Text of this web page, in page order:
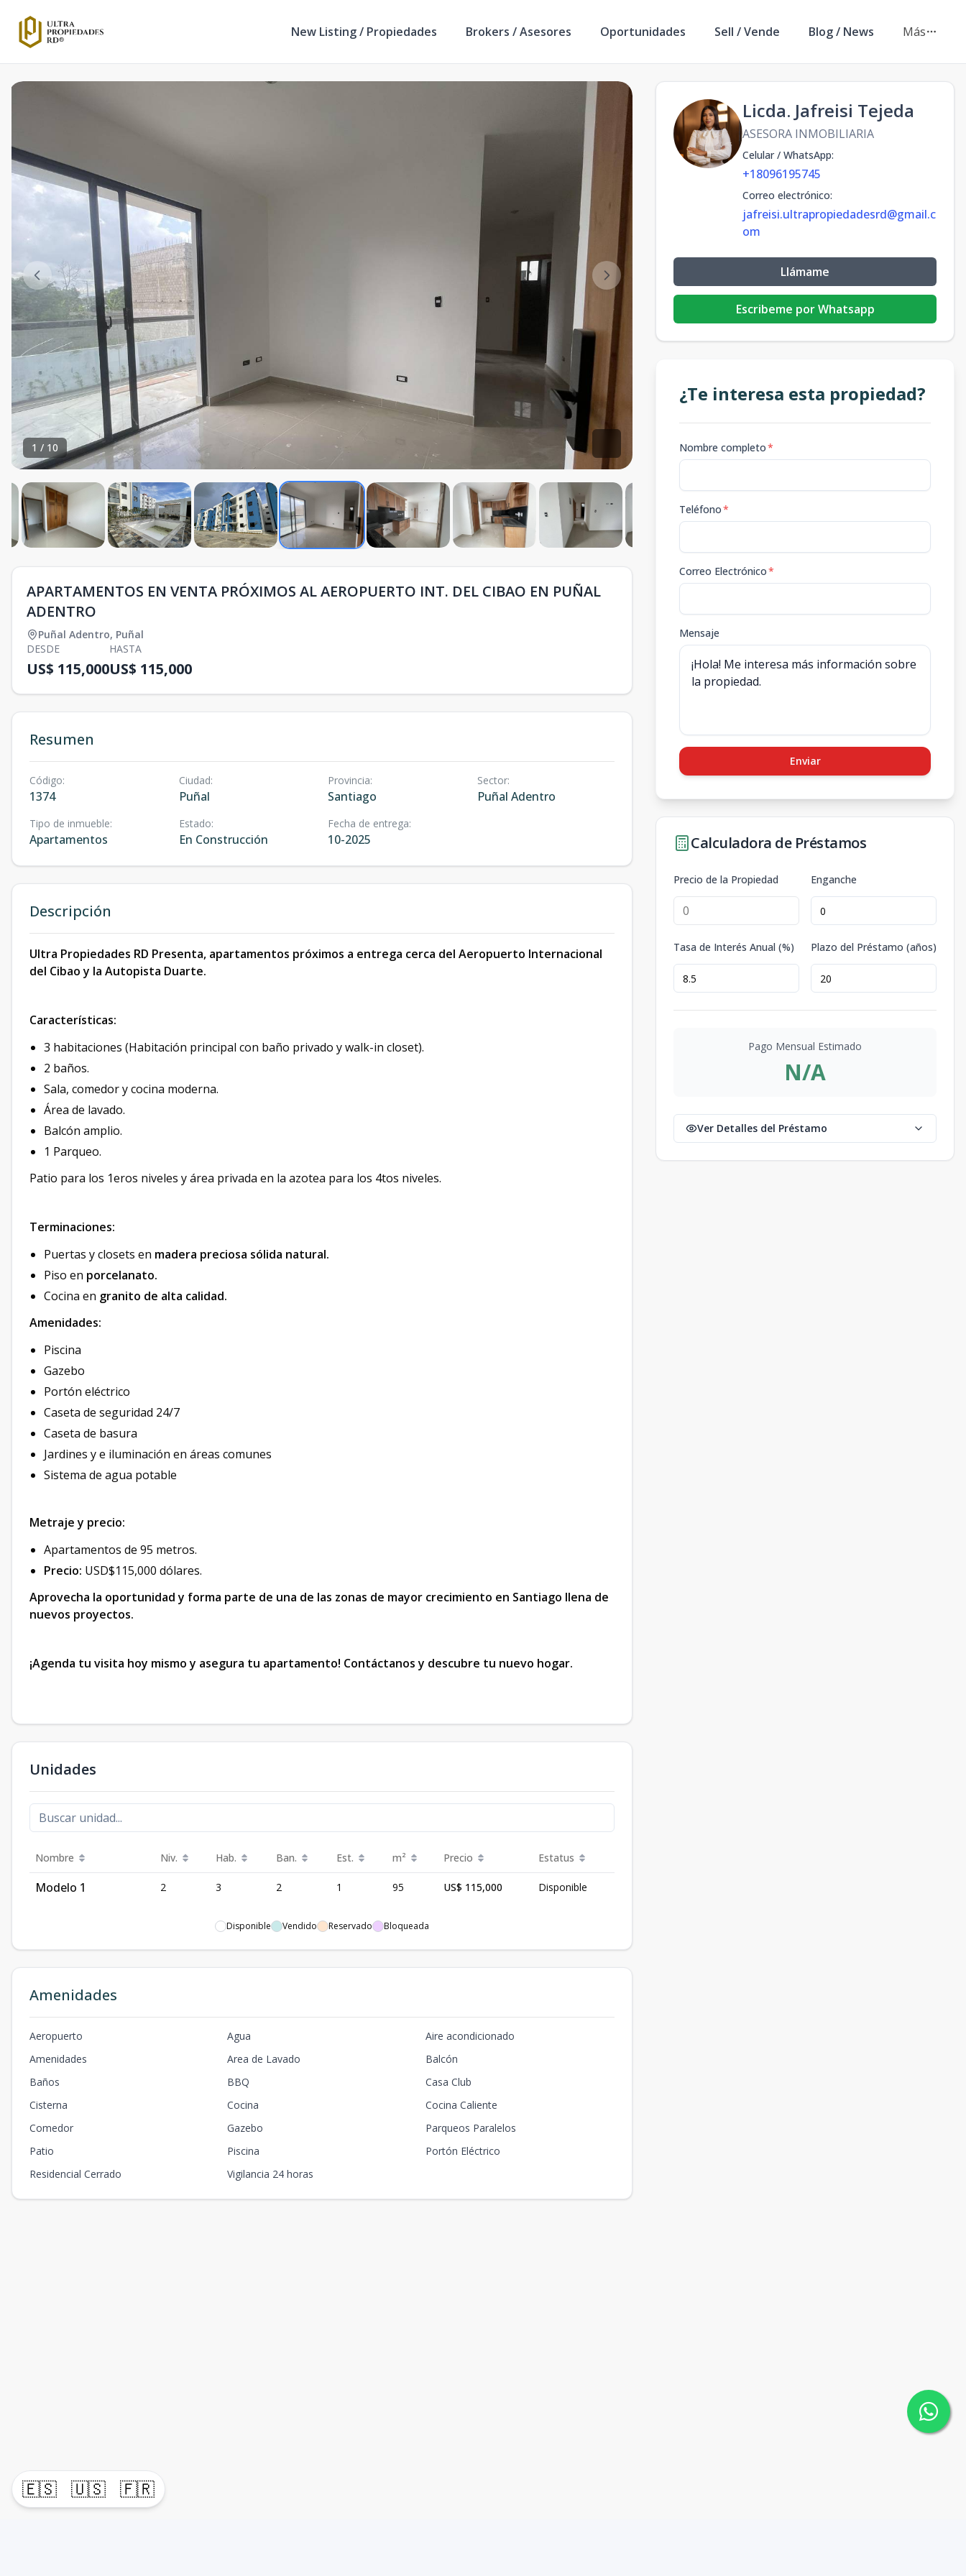
🇪🇸 🇺🇸 🇫🇷
New Listing / Propiedades Brokers / Asesores Oportunidades Sell / Vende Blog / News Más
1 / 10
APARTAMENTOS EN VENTA PRÓXIMOS AL AEROPUERTO INT. DEL CIBAO EN PUÑAL
ADENTRO
Puñal Adentro, Puñal
DESDE
US$ 115,000
HASTA
US$ 115,000
Resumen
Código:
1374
Ciudad:
Puñal
Provincia:
Santiago
Sector:
Puñal Adentro
Tipo de inmueble:
Apartamentos
Estado:
En Construcción
Fecha de entrega:
10-2025
Descripción
Ultra Propiedades RD Presenta, apartamentos próximos a entrega cerca del Aeropuerto Internacional
del Cibao y la Autopista Duarte.
Características:
3 habitaciones (Habitación principal con baño privado y walk-in closet).
2 baños.
Sala, comedor y cocina moderna.
Área de lavado.
Balcón amplio.
1 Parqueo.
Patio para los 1eros niveles y área privada en la azotea para los 4tos niveles.
Terminaciones:
Puertas y closets en madera preciosa sólida natural.
Piso en porcelanato.
Cocina en granito de alta calidad.
Amenidades:
Piscina
Gazebo
Portón eléctrico
Caseta de seguridad 24/7
Caseta de basura
Jardines y e iluminación en áreas comunes
Sistema de agua potable
Metraje y precio:
Apartamentos de 95 metros.
Precio: USD$115,000 dólares.
Aprovecha la oportunidad y forma parte de una de las zonas de mayor crecimiento en Santiago llena de
nuevos proyectos.
¡Agenda tu visita hoy mismo y asegura tu apartamento! Contáctanos y descubre tu nuevo hogar.
Unidades
Nombre Niv. Hab. Ban. Est. m² Precio Estatus
Modelo 1 2 3 2 1 95 US$ 115,000 Disponible
Disponible Vendido Reservado Bloqueada
Amenidades
Aeropuerto Agua
Aire acondicionado
Amenidades
Area de Lavado
Balcón
Baños
BBQ
Casa Club
Cisterna
Cocina
Cocina Caliente
Comedor
Gazebo
Parqueos Paralelos
Patio
Piscina
Portón Eléctrico
Residencial Cerrado
Vigilancia 24 horas
Licda. Jafreisi Tejeda
ASESORA INMOBILIARIA
Celular / WhatsApp:
+18096195745
Correo electrónico:
jafreisi.ultrapropiedadesrd@gmail.c
om
Llámame
Escribeme por Whatsapp
¿Te interesa esta propiedad?
Nombre completo*
Teléfono*
Correo Electrónico*
Mensaje
Enviar
Calculadora de Préstamos
Precio de la Propiedad Enganche
Tasa de Interés Anual (%) Plazo del Préstamo (años)
Pago Mensual Estimado
N/A
Ver Detalles del Préstamo